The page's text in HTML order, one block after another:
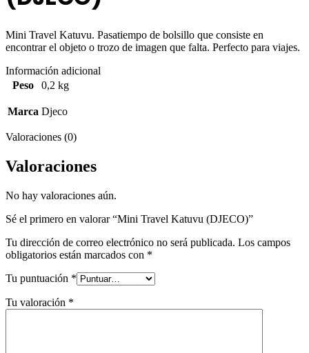
Mini Travel Katuvu. Pasatiempo de bolsillo que consiste en
encontrar el objeto o trozo de imagen que falta. Perfecto para viajes.
Información adicional
Peso
0,2 kg
Marca Djeco
Valoraciones (0)
Valoraciones
No hay valoraciones aún.
Sé el primero en valorar “Mini Travel Katuvu (DJECO)”
Tu dirección de correo electrónico no será publicada. Los campos
obligatorios están marcados con *
Tu puntuación *
Tu valoración *